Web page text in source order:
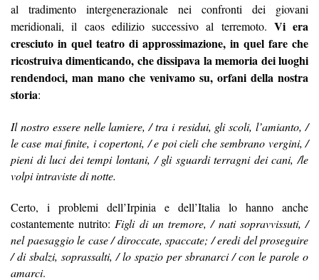
al tradimento intergenerazionale nei confronti dei giovani
meridionali, il caos edilizio successivo al terremoto. Vi era
cresciuto in quel teatro di approssimazione, in quel fare che
ricostruiva dimenticando, che dissipava la memoria dei luoghi
rendendoci, man mano che venivamo su, orfani della nostra
storia:
Il nostro essere nelle lamiere, / tra i residui, gli scoli, l’amianto, /
le case mai finite, i copertoni, / e poi cieli che sembrano vergini, /
pieni di luci dei tempi lontani, / gli sguardi terragni dei cani, /le
volpi intraviste di notte.
Certo, i problemi dell’Irpinia e dell’Italia lo hanno anche
costantemente nutrito: Figli di un tremore, / nati sopravvissuti, /
nel paesaggio le case / diroccate, spaccate; / eredi del proseguire
/ di sbalzi, soprassalti, / lo spazio per sbranarci / con le parole o
amarci.